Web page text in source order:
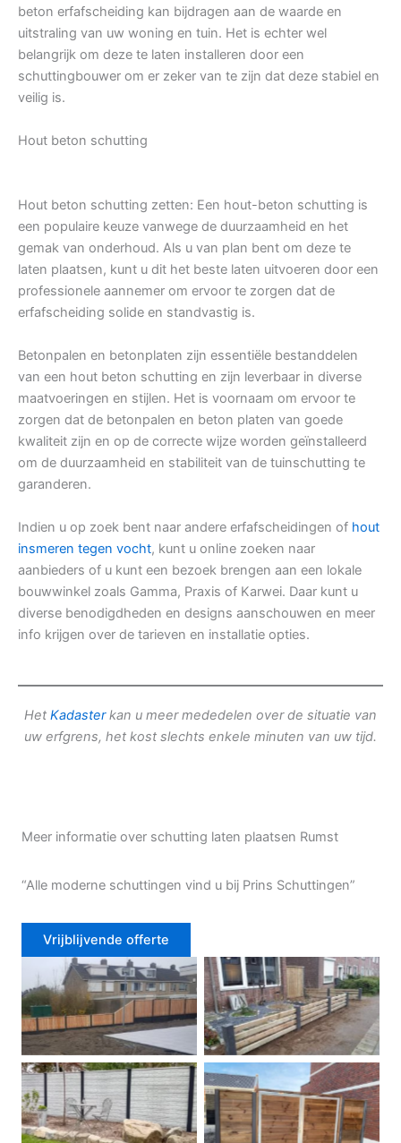
beton erfafscheiding kan bijdragen aan de waarde en
uitstraling van uw woning en tuin. Het is echter wel
belangrijk om deze te laten installeren door een
schuttingbouwer om er zeker van te zijn dat deze stabiel en
veilig is.
Hout beton schutting
Hout beton schutting zetten: Een hout-beton schutting is
een populaire keuze vanwege de duurzaamheid en het
gemak van onderhoud. Als u van plan bent om deze te
laten plaatsen, kunt u dit het beste laten uitvoeren door een
professionele aannemer om ervoor te zorgen dat de
erfafscheiding solide en standvastig is.
Betonpalen en betonplaten zijn essentiële bestanddelen
van een hout beton schutting en zijn leverbaar in diverse
maatvoeringen en stijlen. Het is voornaam om ervoor te
zorgen dat de betonpalen en beton platen van goede
kwaliteit zijn en op de correcte wijze worden geïnstalleerd
om de duurzaamheid en stabiliteit van de tuinschutting te
garanderen.
Indien u op zoek bent naar andere erfafscheidingen of hout
insmeren tegen vocht, kunt u online zoeken naar
aanbieders of u kunt een bezoek brengen aan een lokale
bouwwinkel zoals Gamma, Praxis of Karwei. Daar kunt u
diverse benodigdheden en designs aanschouwen en meer
info krijgen over de tarieven en installatie opties.
Het Kadasterkan u meer mededelen over de situatie van
uw erfgrens, het kost slechts enkele minuten van uw tijd.
Meer informatie over schutting laten plaatsen Rumst
“Alle moderne schuttingen vind u bij Prins Schuttingen”
Vrijblijvende offerte
Douglas schutting Tuinhek voortuin
Betonschutting
Dubbele poort